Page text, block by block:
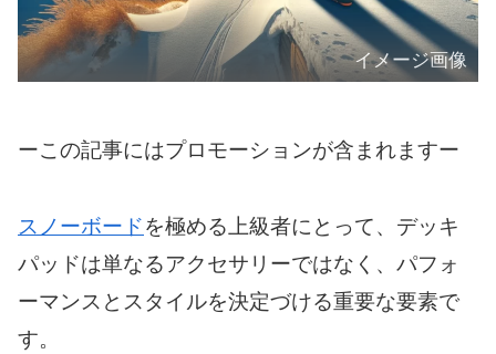
イメージ画像
ーこの記事にはプロモーションが含まれますー
スノーボードを極める上級者にとって、デッキ
パッドは単なるアクセサリーではなく、パフォ
ーマンスとスタイルを決定づける重要な要素で
す。